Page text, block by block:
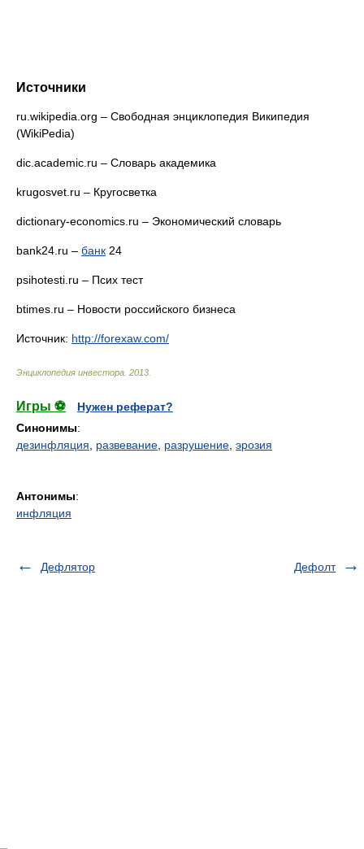
Источники
ru.wikipedia.org – Свободная энциклопедия Википедия
(WikiPedia)
dic.academic.ru – Словарь академика
krugosvet.ru – Кругосветка
dictionary-economics.ru – Экономический словарь
bank24.ru – банк 24
psihotesti.ru – Псих тест
btimes.ru – Новости российского бизнеса
Источник: http://forexaw.com/
Энциклопедия инвестора 2013
Игры ⚽
Нужен реферат?
Синонимы:
дезинфляция
развевание разрушение эрозия
Антонимы:
инфляция
Дефлятор Дефолт